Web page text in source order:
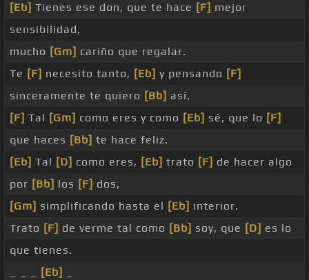
[Eb] Tienes ese don, que te hace [F] mejor
sensibilidad,
mucho [Gm] cariño que regalar.
Te [F] necesito tanto, [Eb] y pensando [F]
sinceramente te quiero [Bb] así.
[F] Tal [Gm] como eres y como [Eb] sé, que lo [F]
que haces [Bb] te hace feliz.
[Eb] Tal [D] como eres, [Eb] trato [F] de hacer algo
por [Bb] los [F] dos,
[Gm] simplificando hasta el [Eb] interior.
Trato [F] de verme tal como [Bb] soy, que [D] es lo
que tienes.
[Eb]